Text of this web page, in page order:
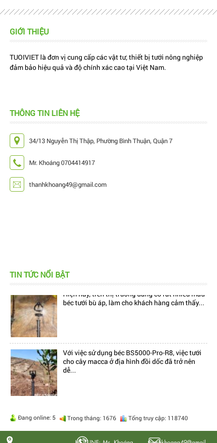
GIỚI THIỆU
TUOIVIET là đơn vị cung cấp các vật tư, thiết bị tưới nông nghiệp
đảm bảo hiệu quả và độ chính xác cao tại Việt Nam.
THÔNG TIN LIÊN HỆ
34/13 Nguyễn Thị Thập, Phường Bình Thuận, Quận 7
Mr. Khoáng 0704414917
thanhkhoang49@gmail.com
TIN TỨC NỔI BẬT
béc tưới bù áp, làm cho khách hàng cảm thấy...
Với việc sử dụng béc BS5000-Pro-R8, việc tưới
cho cây macca ở địa hình đồi dốc đã trở nên
dễ...
béc tưới bù áp, làm cho khách hàng cảm thấy...
Đang online: 5 Trong tháng: 1676 Tổng truy cập: 118740